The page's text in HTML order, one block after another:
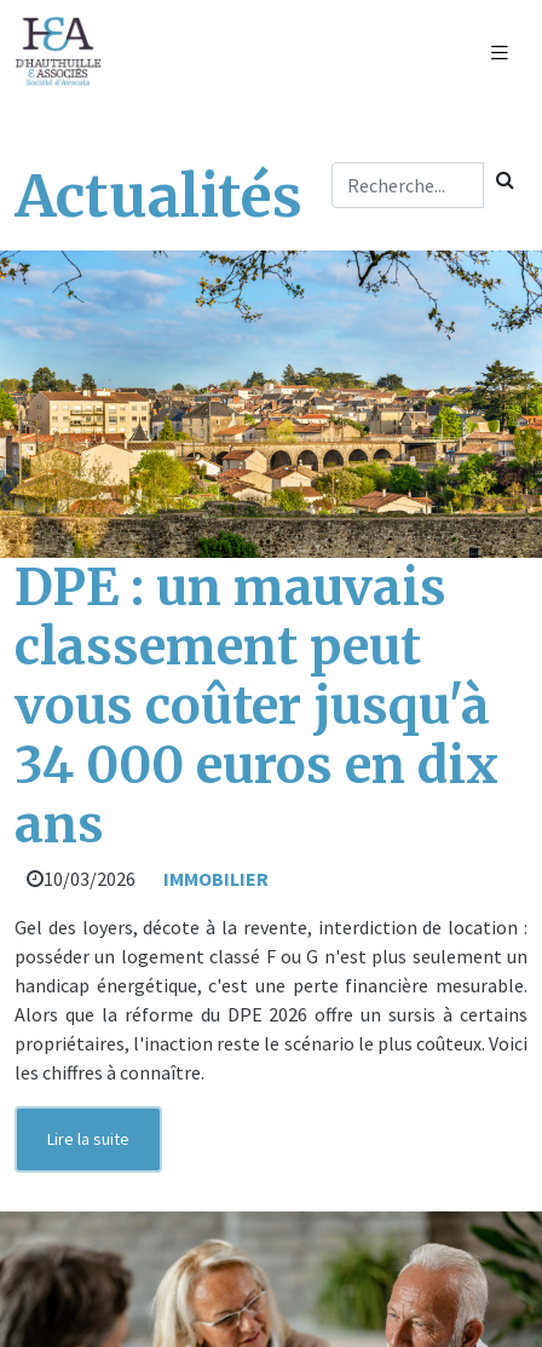
Actualités
DPE : un mauvais
classement peut
vous coûter jusqu'à
34 000 euros en dix
ans
10/03/2026
IMMOBILIER
Gel des loyers, décote à la revente, interdiction de location :
posséder un logement classé F ou G n'est plus seulement un
handicap énergétique, c'est une perte financière mesurable.
Alors que la réforme du DPE 2026 offre un sursis à certains
propriétaires, l'inaction reste le scénario le plus coûteux. Voici
les chiffres à connaître.
Lire la suite